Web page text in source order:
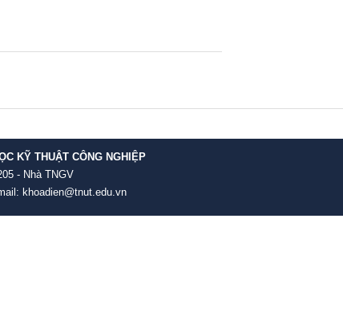
KỸ THUẬT CÔNG NGHIỆP
- Nhà TNGV
khoadien@tnut.edu.vn